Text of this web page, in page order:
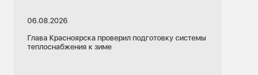
06.08.2026
Глава Красноярска проверил подготовку системы
теплоснабжения к зиме